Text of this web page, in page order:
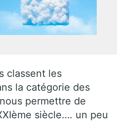
classent les
la catégorie des
permettre de
siècle…. un peu